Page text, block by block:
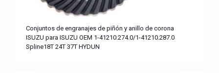
Conjuntos de engranajes de piñón y anillo de corona
ISUZU para ISUZU OEM 1-41210.274.0/1-41210.287.0
Spline18T 24T 37T HYDUN